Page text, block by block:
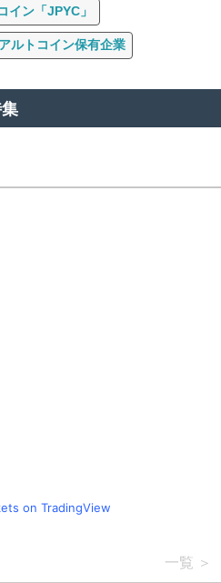
イン「JPYC」
ルトコイン保有企業
on TradingView
一覧